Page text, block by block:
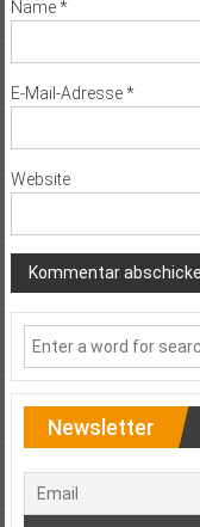
Name*
E-Mail-Adresse*
Website
Newsletter